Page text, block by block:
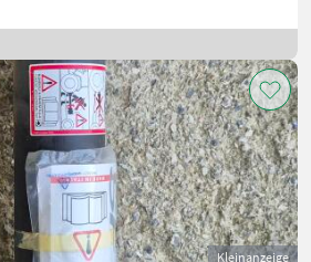
Kleinanzeige